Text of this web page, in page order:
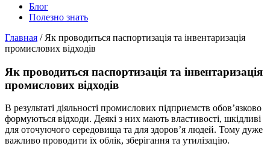
Блог
Полезно знать
Главная / Як проводиться паспортизація та інвентаризація
промислових відходів
Як проводиться паспортизація та інвентаризація
промислових відходів
В результаті діяльності промислових підприємств обов’язково
формуються відходи. Деякі з них мають властивості, шкідливі
для оточуючого середовища та для здоров’я людей. Тому дуже
важливо проводити їх облік, зберігання та утилізацію.